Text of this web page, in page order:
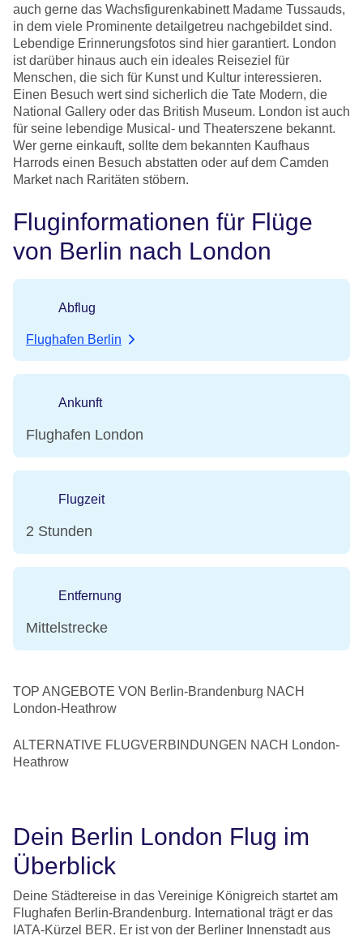
auch gerne das Wachsfigurenkabinett Madame Tussauds,
in dem viele Prominente detailgetreu nachgebildet sind.
Lebendige Erinnerungsfotos sind hier garantiert. London
ist darüber hinaus auch ein ideales Reiseziel für
Menschen, die sich für Kunst und Kultur interessieren.
Einen Besuch wert sind sicherlich die Tate Modern, die
National Gallery oder das British Museum. London ist auch
für seine lebendige Musical- und Theaterszene bekannt.
Wer gerne einkauft, sollte dem bekannten Kaufhaus
Harrods einen Besuch abstatten oder auf dem Camden
Market nach Raritäten stöbern.
Fluginformationen für Flüge
von Berlin nach London
Abflug
Flughafen Berlin
Ankunft
Flughafen London
Flugzeit
2 Stunden
Entfernung
Mittelstrecke
TOP ANGEBOTE VON Berlin-Brandenburg NACH
London-Heathrow
ALTERNATIVE FLUGVERBINDUNGEN NACH London-
Heathrow
Dein Berlin London Flug im
Überblick
Deine Städtereise in das Vereinige Königreich startet am
Flughafen Berlin-Brandenburg. International trägt er das
IATA-Kürzel BER. Er ist von der Berliner Innenstadt aus